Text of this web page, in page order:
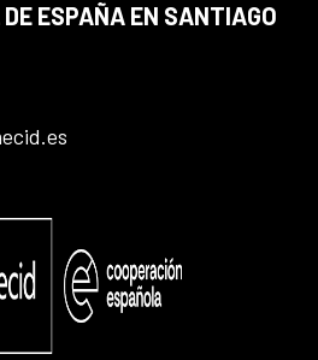
ESPAÑA EN SANTIAGO